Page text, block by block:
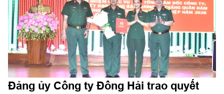
Đảng ủy Công ty Đông Hải trao quyết